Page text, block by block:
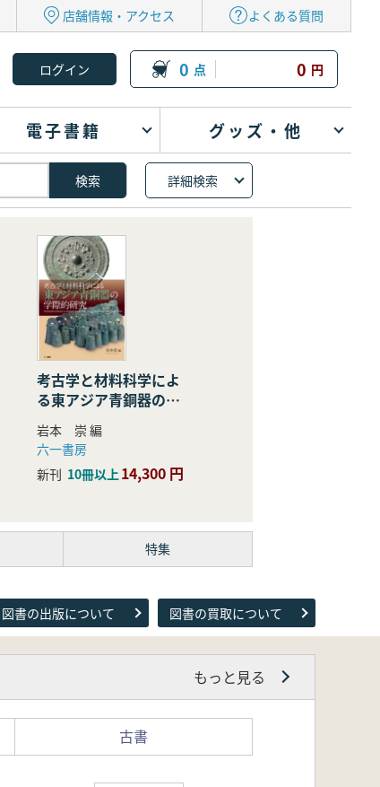
店舗情報・アクセス よくある質問
0 点 0 円
電子書籍 グッズ・他
詳細検索
考古学と材料科学によ
る東アジア青銅器の学
際的研究
岩本 崇 編
六一書房
新刊 10冊以上14,300 円
特集
図書の出版について 図書の買取について
もっと見る
古書